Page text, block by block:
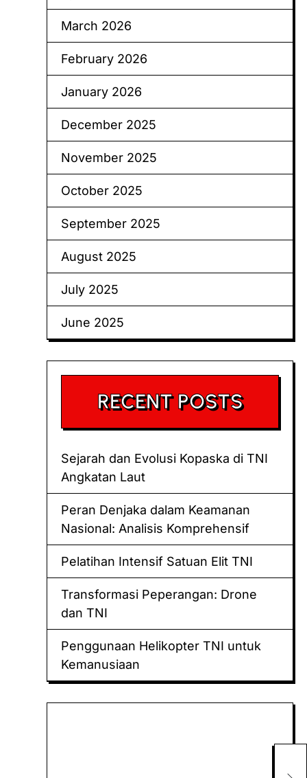
March 2026
February 2026
January 2026
December 2025
November 2025
October 2025
September 2025
August 2025
July 2025
June 2025
RECENT POSTS
Sejarah dan Evolusi Kopaska di TNI
Angkatan Laut
Peran Denjaka dalam Keamanan
Nasional: Analisis Komprehensif
Pelatihan Intensif Satuan Elit TNI
Transformasi Peperangan: Drone
dan TNI
Penggunaan Helikopter TNI untuk
Kemanusiaan